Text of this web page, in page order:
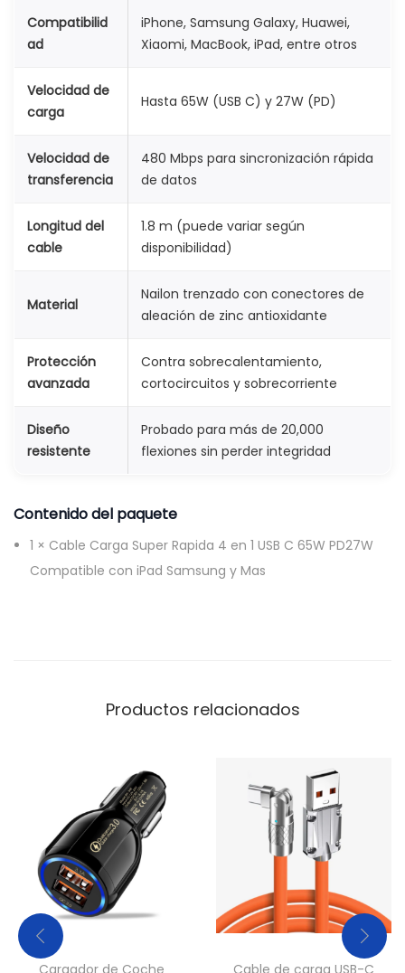
a
S
a
s
u
g
a
c
a
t
a
d
Compatibilid
ad
iPhone, Samsung Galaxy, Huawei,
Xiaomi, MacBook, iPad, entre otros
Velocidad de
carga
Hasta 65W (USB C) y 27W (PD)
Velocidad de
transferencia
480 Mbps para sincronización rápida
de datos
Longitud del
cable
1.8 m (puede variar según
disponibilidad)
Material
Nailon trenzado con conectores de
aleación de zinc antioxidante
Protección
avanzada
Contra sobrecalentamiento,
cortocircuitos y sobrecorriente
Diseño
resistente
Probado para más de 20,000
flexiones sin perder integridad
Contenido del paquete
1 × Cable Carga Super Rapida 4 en 1 USB C 65W PD27W
Compatible con iPad Samsung y Mas
Productos relacionados